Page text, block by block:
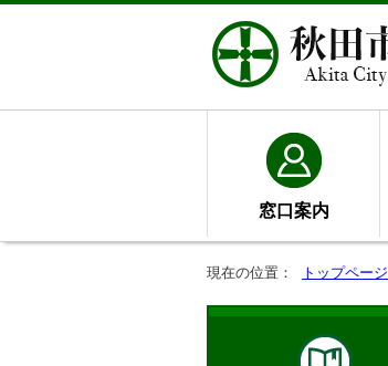
窓口案内
現在の位置： トップページ